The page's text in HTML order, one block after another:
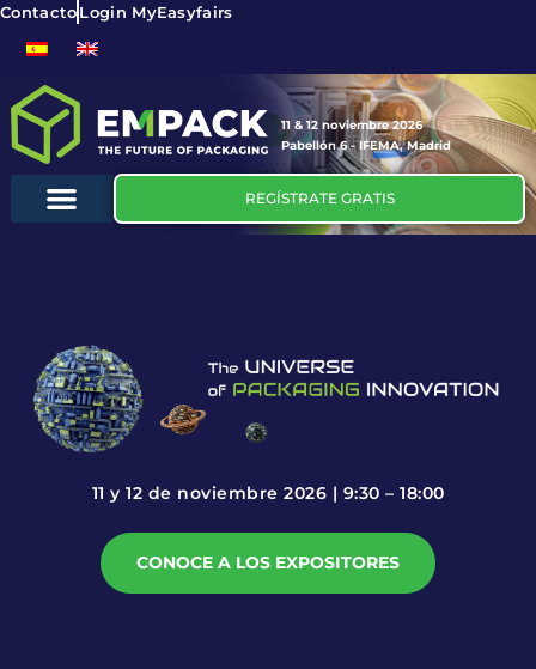
ContactoLogin MyEasyfairs
11 & 12 noviembre 2026
Pabellón 6 - IFEMA, Madrid
REGÍSTRATE GRATIS
11 y 12 de noviembre 2026 | 9:30 – 18:00
CONOCE A LOS EXPOSITORES